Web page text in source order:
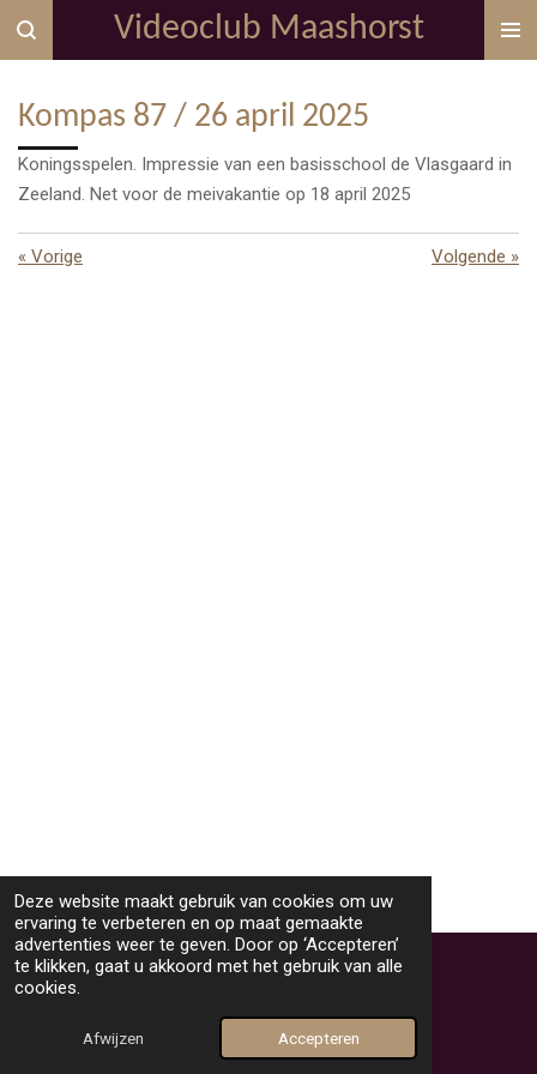
Deze website maakt gebruik van cookies om uw
ervaring te verbeteren en op maat gemaakte
advertenties weer te geven. Door op ‘Accepteren’
te klikken, gaat u akkoord met het gebruik van alle
cookies.
Afwijzen Accepteren
Ga
direct
de
hoofdinhoud
Videoclub Maashorst
Kompas 87 / 26 april 2025
Koningsspelen. Impressie van een basisschool de Vlasgaard in
Zeeland. Net voor de meivakantie op 18 april 2025
« Vorige Volgende »
TOP